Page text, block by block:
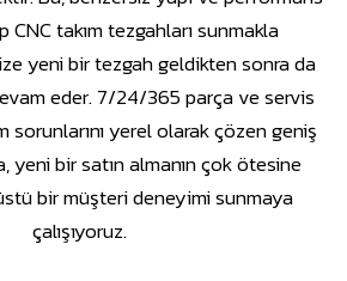
CNC takım tezgahları sunmakla
yeni bir tezgah geldikten sonra da
eder. 7/24/365 parça ve servis
yerel olarak çözen geniş
yeni bir satın almanın çok ötesine
bir müşteri deneyimi sunmaya
çalışıyoruz.